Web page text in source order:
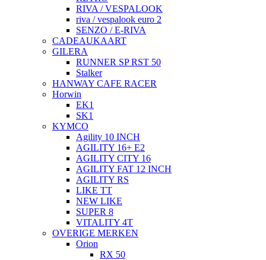
RIVA / VESPALOOK
riva / vespalook euro 2
SENZO / E-RIVA
CADEAUKAART
GILERA
RUNNER SP RST 50
Stalker
HANWAY CAFE RACER
Horwin
EK1
SK1
KYMCO
Agility 10 INCH
AGILITY 16+ E2
AGILITY CITY 16
AGILITY FAT 12 INCH
AGILITY RS
LIKE TT
NEW LIKE
SUPER 8
VITALITY 4T
OVERIGE MERKEN
Orion
RX 50